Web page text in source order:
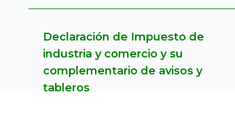
Declaración de Impuesto de
industria y comercio y su
complementario de avisos y
tableros